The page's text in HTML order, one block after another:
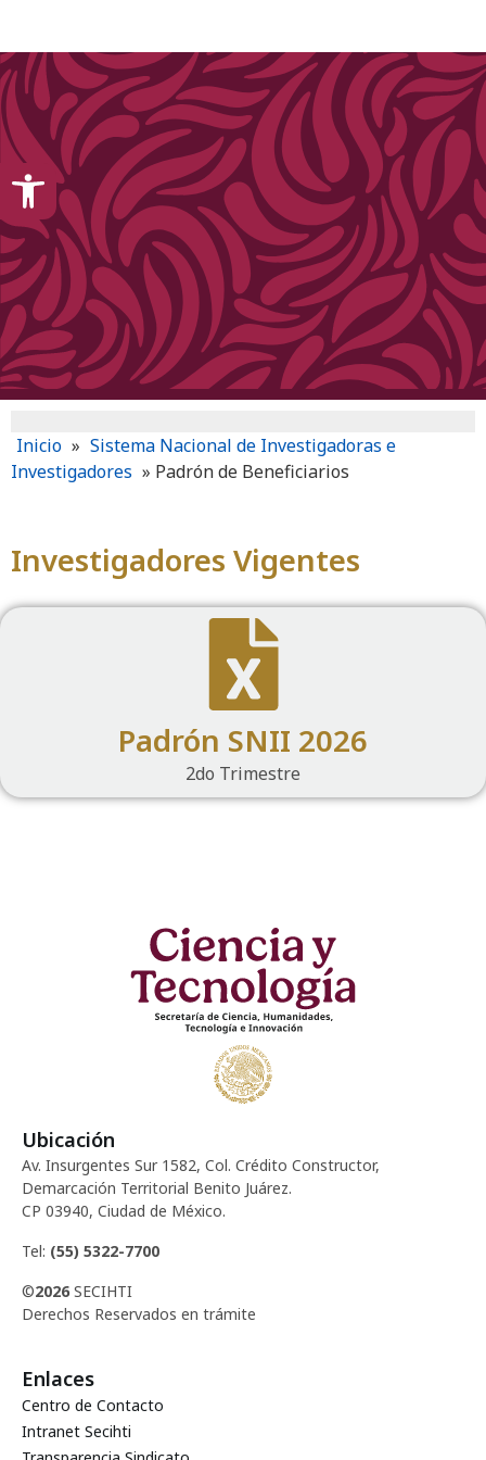
Inicio » Sistema Nacional de Investigadoras e
Investigadores » Padrón de Beneficiarios
Investigadores Vigentes
Padrón SNII 2026
2do Trimestre
Ubicación
Av. Insurgentes Sur 1582, Col. Crédito Constructor,
Demarcación Territorial Benito Juárez.
CP 03940, Ciudad de México.
Tel: (55) 5322-7700
©2026 SECIHTI
Derechos Reservados en trámite
Enlaces
Centro de Contacto
Intranet Secihti
Open toolbar